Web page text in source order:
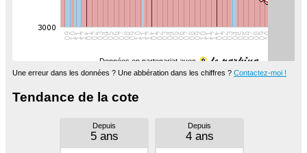
Données en partenariat avec
Une erreur dans les données ? Une abbération dans les chiffres ? Contactez-moi !
Tendance de la cote
Depuis
5 ans
Depuis
4 ans